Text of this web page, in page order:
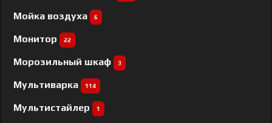
Мойка воздуха 6
Монитор 22
Морозильный шкаф 3
Мультиварка 114
Мультистайлер 1